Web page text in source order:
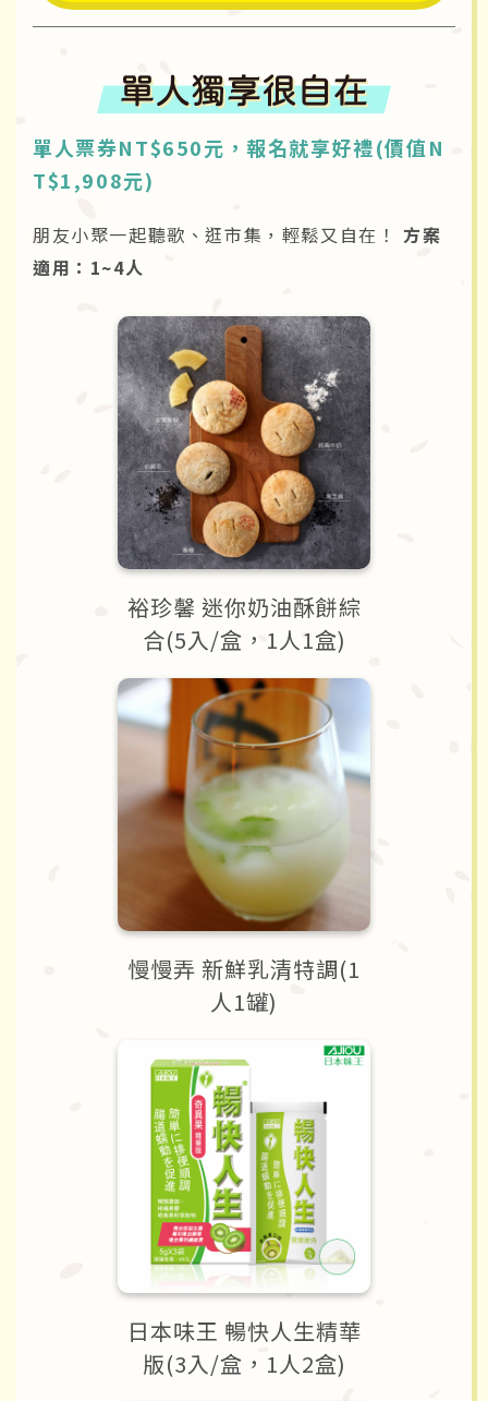
單人票券NT$650元，報名就享好禮(價值N
T$1,908元)
朋友小聚一起聽歌、逛市集，輕鬆又自在！方案
適用：1~4人
裕珍馨 迷你奶油酥餅綜
合(5入/盒，1人1盒)
慢慢弄 新鮮乳清特調(1
人1罐)
日本味王 暢快人生精華
版(3入/盒，1人2盒)